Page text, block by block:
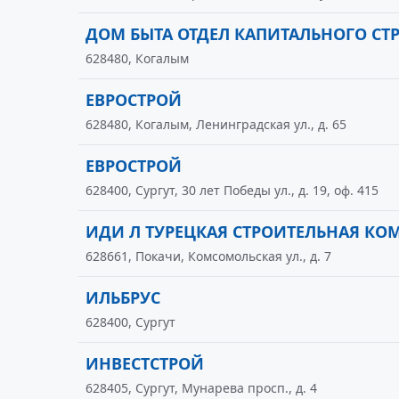
ДОМ БЫТА ОТДЕЛ КАПИТАЛЬНОГО
628480, Когалым
ЕВРОСТРОЙ
628480, Когалым, Ленинградская ул., д. 65
ЕВРОСТРОЙ
628400, Сургут, 30 лет Победы ул., д. 19, оф. 415
ИДИ Л ТУРЕЦКАЯ СТРОИТЕЛЬНАЯ
628661, Покачи, Комсомольская ул., д. 7
ИЛЬБРУС
628400, Сургут
ИНВЕСТСТРОЙ
628405, Сургут, Мунарева просп., д. 4